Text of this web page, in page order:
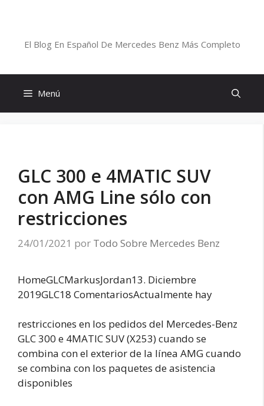
El Blog En Español De Mercedes Benz Más Completo
Menú
GLC 300 e 4MATIC SUV
con AMG Line sólo con
restricciones
24/01/2021 por Todo Sobre Mercedes Benz
HomeGLCMarkusJordan13. Diciembre
2019GLC18 ComentariosActualmente hay
restricciones en los pedidos del Mercedes-Benz
GLC 300 e 4MATIC SUV (X253) cuando se
combina con el exterior de la línea AMG cuando
se combina con los paquetes de asistencia
disponibles